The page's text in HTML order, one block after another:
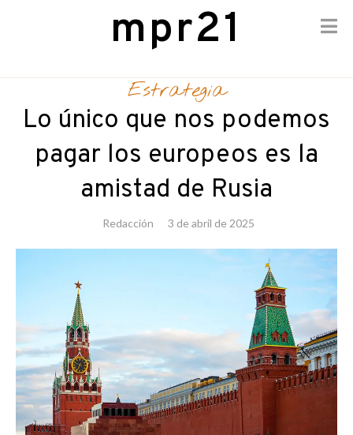
content
mpr21
Estrategia
Lo único que nos podemos
pagar los europeos es la
amistad de Rusia
Redacción 3 de abril de 2025